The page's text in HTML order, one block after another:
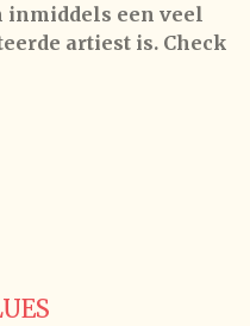
een veel
artiest is. Check